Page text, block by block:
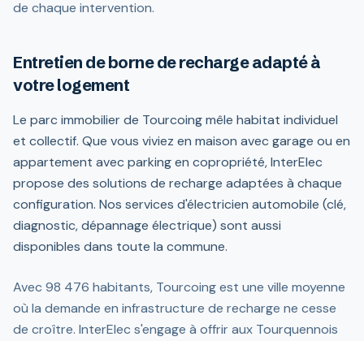
de chaque intervention.
Entretien de borne de recharge adapté à
votre logement
Le parc immobilier de Tourcoing mêle habitat individuel
et collectif. Que vous viviez en maison avec garage ou en
appartement avec parking en copropriété, InterElec
propose des solutions de recharge adaptées à chaque
configuration. Nos services d'électricien automobile (clé,
diagnostic, dépannage électrique) sont aussi
disponibles dans toute la commune.
Avec 98 476 habitants, Tourcoing est une ville moyenne
où la demande en infrastructure de recharge ne cesse
de croître. InterElec s'engage à offrir aux Tourquennois